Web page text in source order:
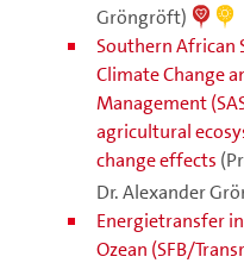
Gröngröft)
Southern African
Climate Change
Management
agricultural
change effects
Dr. Alexander
Energietransfer
Ozean (SFB/